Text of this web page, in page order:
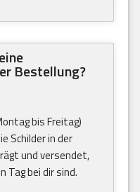
Bestellung?
bis Freitag)
Schilder in der
und versendet,
Tag bei dir sind.